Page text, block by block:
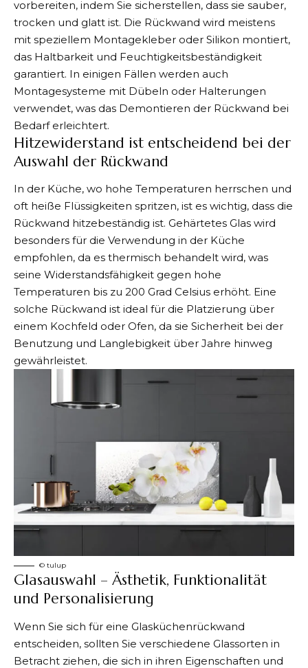
vorbereiten, indem Sie sicherstellen, dass sie sauber,
trocken und glatt ist. Die Rückwand wird meistens
mit speziellem Montagekleber oder Silikon montiert,
das Haltbarkeit und Feuchtigkeitsbeständigkeit
garantiert. In einigen Fällen werden auch
Montagesysteme mit Dübeln oder Halterungen
verwendet, was das Demontieren der Rückwand bei
Bedarf erleichtert.
Hitzewiderstand ist entscheidend bei der
Auswahl der Rückwand
In der Küche, wo hohe Temperaturen herrschen und
oft heiße Flüssigkeiten spritzen, ist es wichtig, dass die
Rückwand hitzebeständig ist. Gehärtetes Glas wird
besonders für die Verwendung in der Küche
empfohlen, da es thermisch behandelt wird, was
seine Widerstandsfähigkeit gegen hohe
Temperaturen bis zu 200 Grad Celsius erhöht. Eine
solche Rückwand ist ideal für die Platzierung über
einem Kochfeld oder Ofen, da sie Sicherheit bei der
Benutzung und Langlebigkeit über Jahre hinweg
gewährleistet.
©️ tulup
Glasauswahl – Ästhetik, Funktionalität
und Personalisierung
Wenn Sie sich für eine Glasküchenrückwand
entscheiden, sollten Sie verschiedene Glassorten in
Betracht ziehen, die sich in ihren Eigenschaften und